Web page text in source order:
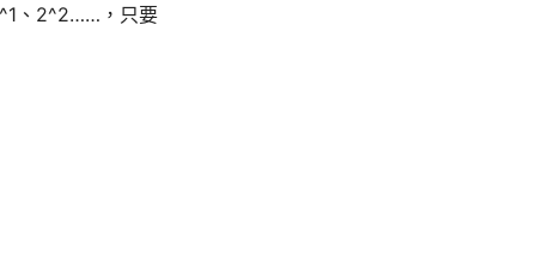
、2^2……，只要